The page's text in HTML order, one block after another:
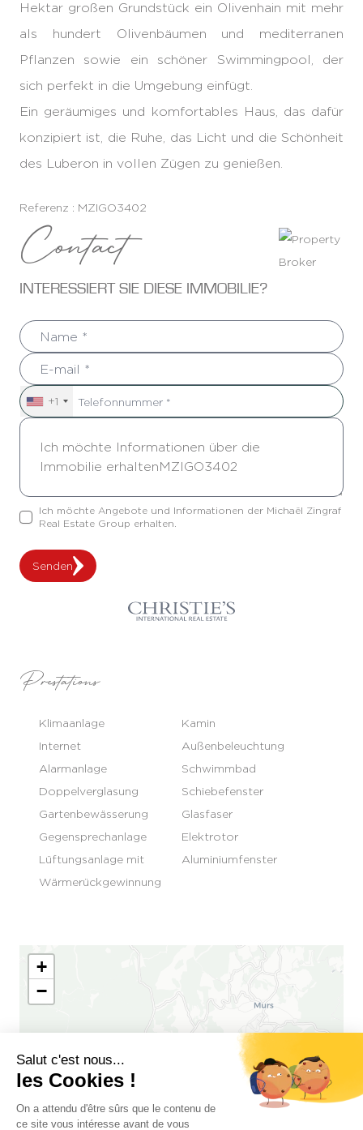
Salut c'est nous...
les Cookies !
On a attendu d'être sûrs que le contenu de
ce site vous intéresse avant de vous
Hektar großen Grundstück ein Olivenhain mit mehr
als hundert Olivenbäumen und mediterranen
Pflanzen sowie ein schöner Swimmingpool, der
sich perfekt in die Umgebung einfügt.
Ein geräumiges und komfortables Haus, das dafür
konzipiert ist, die Ruhe, das Licht und die Schönheit
des Luberon in vollen Zügen zu genießen.
Referenz : MZIGO3402
Contact
INTERESSIERT SIE DIESE IMMOBILIE?
+1
Ich möchte Angebote und Informationen der Michaël Zingraf
Real Estate Group erhalten.
Senden
Prestations
Klimaanlage
Kamin
Internet
Außenbeleuchtung
Alarmanlage
Schwimmbad
Doppelverglasung
Schiebefenster
Gartenbewässerung
Glasfaser
Gegensprechanlage
Elektrotor
Lüftungsanlage mit
Wärmerückgewinnung
Aluminiumfenster
+
−